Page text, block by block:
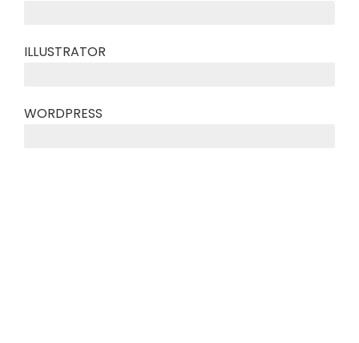
ILLUSTRATOR
WORDPRESS